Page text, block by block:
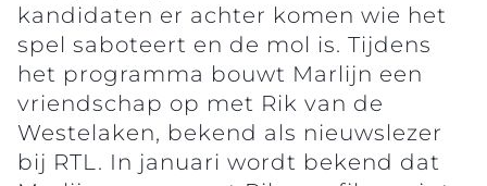
kandidaten er achter komen wie het
spel saboteert en de mol is. Tijdens
het programma bouwt Marlijn een
vriendschap op met Rik van de
Westelaken, bekend als nieuwslezer
bij RTL. In januari wordt bekend dat